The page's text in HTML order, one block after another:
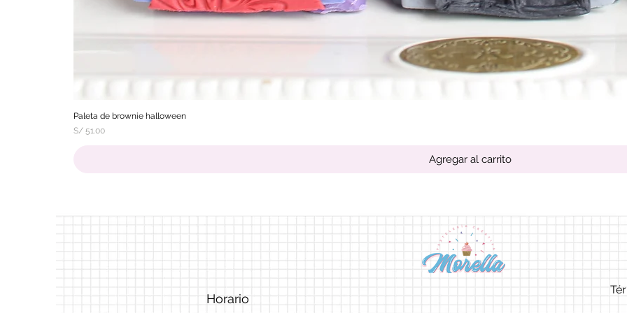
Paleta de brownie halloween
Precio
S/ 51.00
Agregar al carrito
Horario